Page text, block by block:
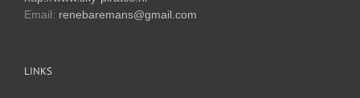
Email: renebaremans@gmail.com
LINKS